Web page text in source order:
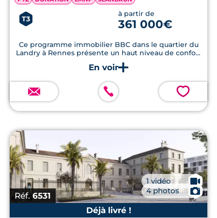
T3
à partir de
361 000€
Ce programme immobilier BBC dans le quartier du
Landry à Rennes présente un haut niveau de confort
et de vastes terrasses.
💗
Réf.6531
1 vidéo 🎥
4 photos
📷
Déjà livré !